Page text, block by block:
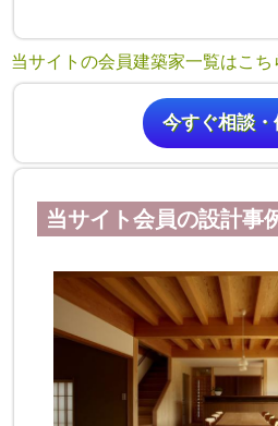
当サイトの会員建築家一覧はこち
今すぐ相談
当サイト会員の設計事